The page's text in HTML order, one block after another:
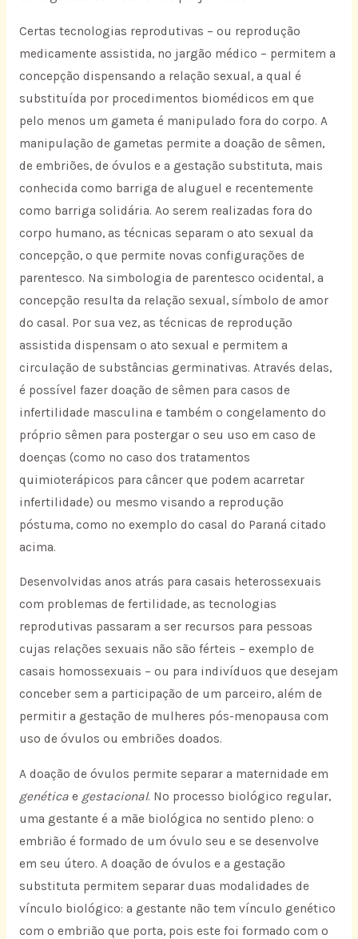
Certas tecnologias reprodutivas – ou reprodução
medicamente assistida, no jargão médico – permitem a
concepção dispensando a relação sexual, a qual é
substituída por procedimentos biomédicos em que
pelo menos um gameta é manipulado fora do corpo. A
manipulação de gametas permite a doação de sêmen,
de embriões, de óvulos e a gestação substituta, mais
conhecida como barriga de aluguel e recentemente
como barriga solidária. Ao serem realizadas fora do
corpo humano, as técnicas separam o ato sexual da
concepção, o que permite novas configurações de
parentesco. Na simbologia de parentesco ocidental, a
concepção resulta da relação sexual, símbolo de amor
do casal. Por sua vez, as técnicas de reprodução
assistida dispensam o ato sexual e permitem a
circulação de substâncias germinativas. Através delas,
é possível fazer doação de sêmen para casos de
infertilidade masculina e também o congelamento do
próprio sêmen para postergar o seu uso em caso de
doenças (como no caso dos tratamentos
quimioterápicos para câncer que podem acarretar
infertilidade) ou mesmo visando a reprodução
póstuma, como no exemplo do casal do Paraná citado
acima.
Desenvolvidas anos atrás para casais heterossexuais
com problemas de fertilidade, as tecnologias
reprodutivas passaram a ser recursos para pessoas
cujas relações sexuais não são férteis – exemplo de
casais homossexuais – ou para indivíduos que desejam
conceber sem a participação de um parceiro, além de
permitir a gestação de mulheres pós-menopausa com
uso de óvulos ou embriões doados.
A doação de óvulos permite separar a maternidade em
genéticae gestacional. No processo biológico regular,
uma gestante é a mãe biológica no sentido pleno: o
embrião é formado de um óvulo seu e se desenvolve
em seu útero. A doação de óvulos e a gestação
substituta permitem separar duas modalidades de
vínculo biológico: a gestante não tem vínculo genético
com o embrião que porta, pois este foi formado com o